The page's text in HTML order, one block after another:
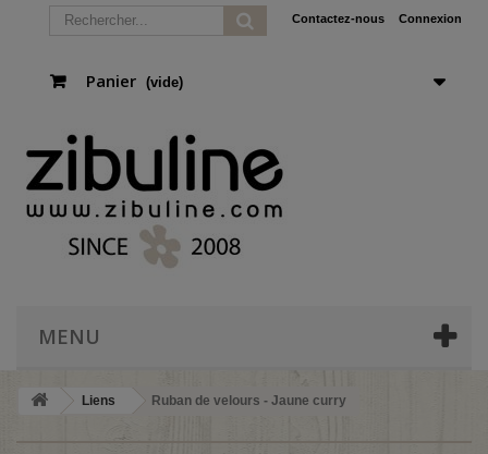
Connexion
Contactez-nous
Panier (vide)
MENU
Liens Ruban de velours - Jaune curry